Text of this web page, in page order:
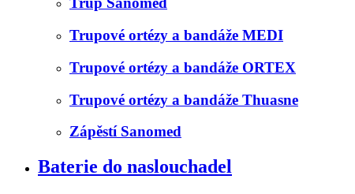
Trupové ortézy a bandáže MEDI
Trupové ortézy a bandáže ORTEX
Trupové ortézy a bandáže Thuasne
Zápěstí Sanomed
Baterie do naslouchadel